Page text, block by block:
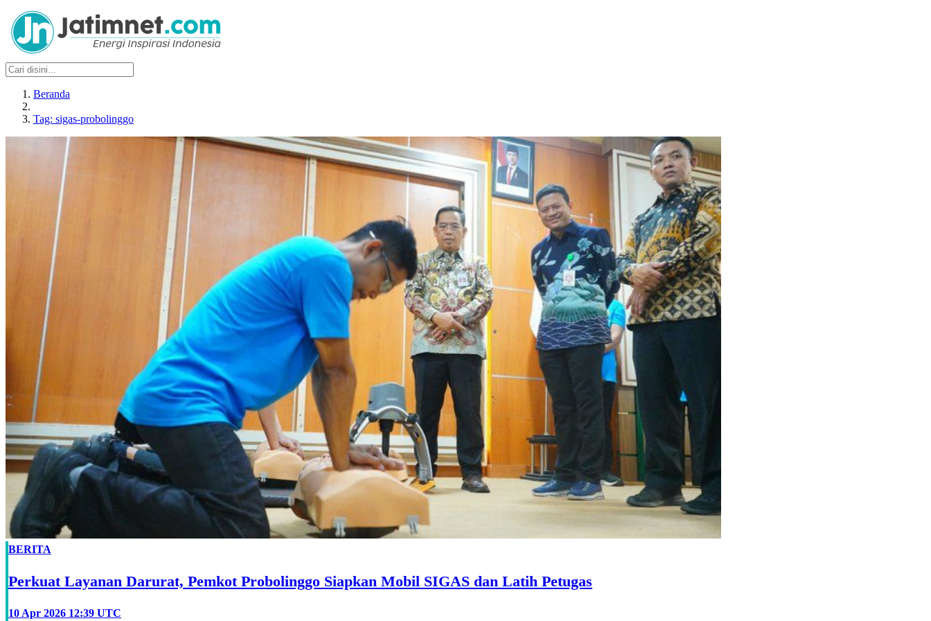
Beranda
Tag: sigas-probolinggo
BERITA
‎Perkuat Layanan Darurat, Pemkot Probolinggo Siapkan Mobil SIGAS dan Latih Petugas
10 Apr 2026 12:39 UTC